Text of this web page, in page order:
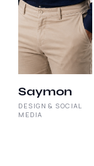
Saymon
DESIGN & SOCIAL
MEDIA